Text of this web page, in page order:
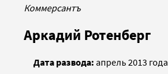
Коммерсантъ
Аркадий Ротенберг
Дата развода: апрель 2013 года